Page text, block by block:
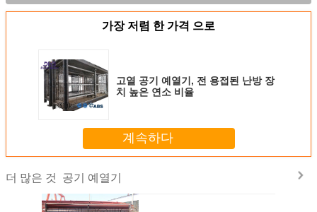
가장 저렴 한 가격 으로
고열 공기 예열기, 전 용접된 난방 장
치 높은 연소 비율
계속하다
더 많은 것 공기 예열기